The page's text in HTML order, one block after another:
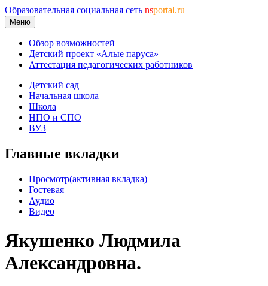
Образовательная социальная сеть nsportal.ru
Меню
Обзор возможностей
Детский проект «Алые паруса»
Аттестация педагогических работников
Детский сад
Начальная школа
Школа
НПО и СПО
ВУЗ
Главные вкладки
Просмотр(активная вкладка)
Гостевая
Аудио
Видео
Якушенко Людмила
Александровна.